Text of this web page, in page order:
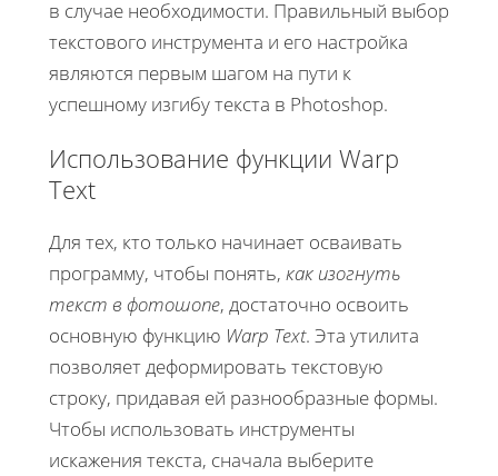
в случае необходимости. Правильный выбор
текстового инструмента и его настройка
являются первым шагом на пути к
успешному изгибу текста в Photoshop.
Использование функции Warp
Text
Для тех, кто только начинает осваивать
программу, чтобы понять, как изогнуть
текст в фотошопе, достаточно освоить
основную функцию Warp Text. Эта утилита
позволяет деформировать текстовую
строку, придавая ей разнообразные формы.
Чтобы использовать инструменты
искажения текста, сначала выберите